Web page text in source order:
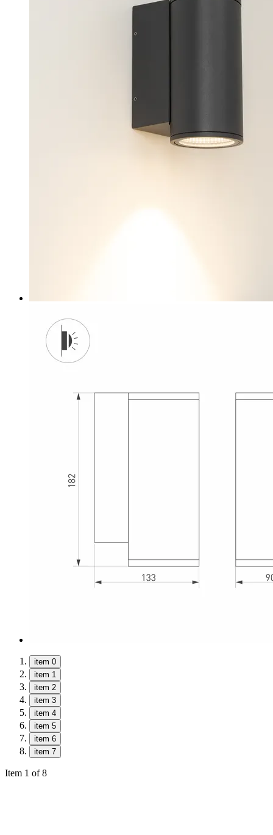
item 0
item 1
item 2
item 3
item 4
item 5
item 6
item 7
Item 1 of 8